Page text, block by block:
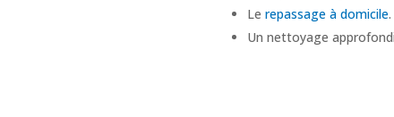
Le repassage à domicile.
Un nettoyage